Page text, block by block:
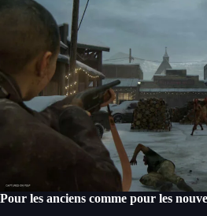
Pour les anciens comme pour les